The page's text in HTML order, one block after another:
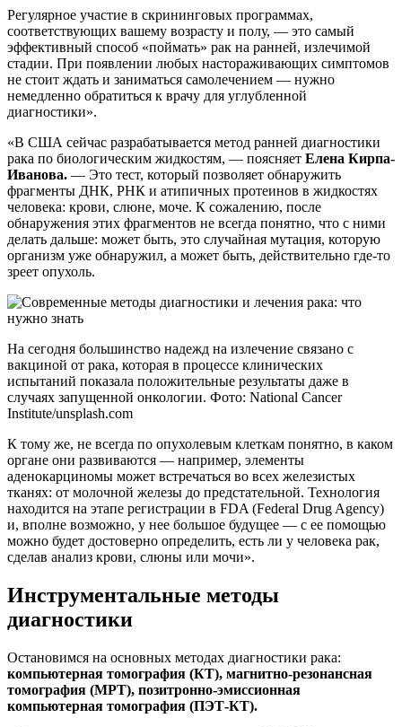
Регулярное участие в скрининговых программах,
соответствующих вашему возрасту и полу, — это самый
эффективный способ «поймать» рак на ранней, излечимой
стадии. При появлении любых настораживающих симптомов
не стоит ждать и заниматься самолечением — нужно
немедленно обратиться к врачу для углубленной
диагностики».
«В США сейчас разрабатывается метод ранней диагностики
рака по биологическим жидкостям, — поясняет Елена Кирпа-
Иванова. — Это тест, который позволяет обнаружить
фрагменты ДНК, РНК и атипичных протеинов в жидкостях
человека: крови, слюне, моче. К сожалению, после
обнаружения этих фрагментов не всегда понятно, что с ними
делать дальше: может быть, это случайная мутация, которую
организм уже обнаружил, а может быть, действительно где-то
зреет опухоль.
На сегодня большинство надежд на излечение связано с
вакциной от рака, которая в процессе клинических
испытаний показала положительные результаты даже в
случаях запущенной онкологии. Фото: National Cancer
Institute/unsplash.com
К тому же, не всегда по опухолевым клеткам понятно, в каком
органе они развиваются — например, элементы
аденокарциномы может встречаться во всех железистых
тканях: от молочной железы до предстательной. Технология
находится на этапе регистрации в FDA (Federal Drug Agency)
и, вполне возможно, у нее большое будущее — с ее помощью
можно будет достоверно определить, есть ли у человека рак,
сделав анализ крови, слюны или мочи».
Инструментальные методы
диагностики
Остановимся на основных методах диагностики рака:
компьютерная томография (КТ), магнитно-резонансная
томография (МРТ), позитронно-эмиссионная
компьютерная томография (ПЭТ-КТ).